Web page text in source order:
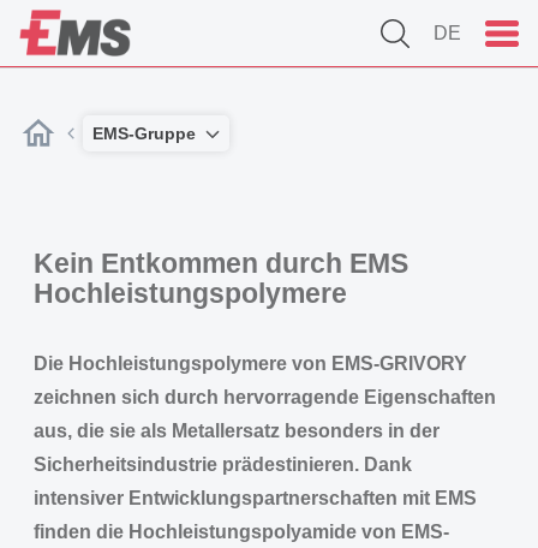
DE
EMS-Gruppe
Kein Entkommen durch EMS
Hochleistungspolymere
Die Hochleistungspolymere von EMS-GRIVORY
zeichnen sich durch hervorragende Eigenschaften
aus, die sie als Metallersatz besonders in der
Sicherheitsindustrie prädestinieren. Dank
intensiver Entwicklungspartnerschaften mit EMS
finden die Hochleistungspolyamide von EMS-